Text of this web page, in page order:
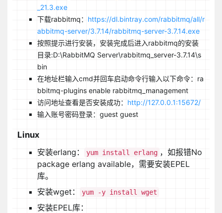
_21.3.exe
下载rabbitmq： https://dl.bintray.com/rabbitmq/all/r
abbitmq-server/3.7.14/rabbitmq-server-3.7.14.exe
按照提示进行安装，安装完成后进入rabbitmq的安装
目录:D:\RabbitMQ Server\rabbitmq_server-3.7.14\s
bin
在地址栏输入cmd并回车启动命令行输入以下命令：ra
bbitmq-plugins enable rabbitmq_management
访问地址查看是否安装成功： http://127.0.0.1:15672/
输入账号密码登录：guest guest
Linux
安装erlang：
yum install erlang ，如报错No
package erlang available，需要安装EPEL
库。
安装wget：
yum -y install wget
安装EPEL库：